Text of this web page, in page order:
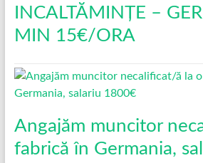
INCALTĂMINȚE –
MIN 15€/ORA
Angajăm muncitor
fabrică în Germania,